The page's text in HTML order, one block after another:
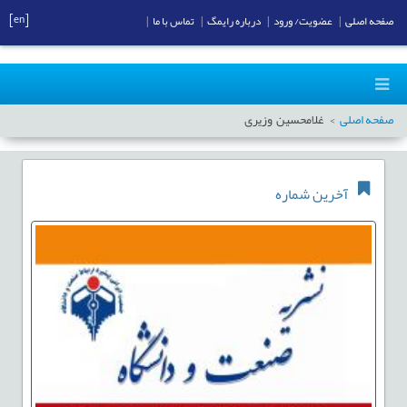
صفحه اصلی غلامحسین وزیری
آخرین شماره
صفحه اصلی عضویت/ ورود درباره رایمگ تماس با ما